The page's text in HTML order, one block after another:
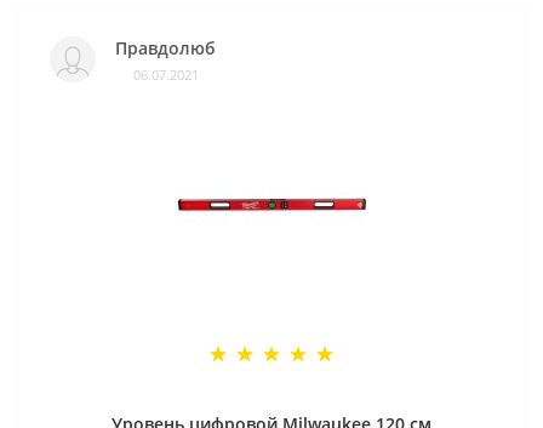
Правдолюб
06.07.2021